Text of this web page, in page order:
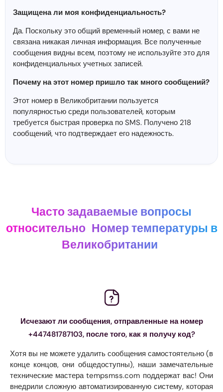
Защищена ли моя конфиденциальность?
Да. Поскольку это общий временный номер, с вами не
связана никакая личная информация. Все полученные
сообщения видны всем, поэтому не используйте это для
конфиденциальных учетных записей.
Почему на этот номер пришло так много сообщений?
Этот номер в Великобритании пользуется
популярностью среди пользователей, которым
требуется быстрая проверка по SMS. Получено 218
сообщений, что подтверждает его надежность.
Часто задаваемые вопросы
относительно Номер температуры в
Великобритании
Исчезают ли сообщения, отправленные на номер
+447481787103, после того, как я получу код?
Хотя вы не можете удалить сообщения самостоятельно (в
конце концов, они общедоступны), наши замечательные
технические мастера tempsmss.com поддержат вас! Они
внедрили сложную автоматизированную систему, которая